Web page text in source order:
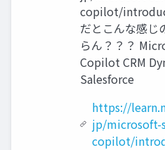
copilot/
だとこんな感じ
らん？？？
Copilot CRM
Salesforce
https://
jp/microsoft-
copilot/